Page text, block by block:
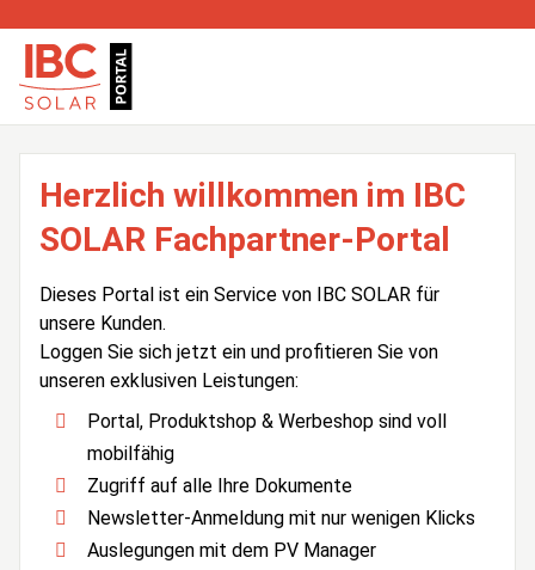
Herzlich willkommen im IBC
SOLAR Fachpartner-Portal
Dieses Portal ist ein Service von IBC SOLAR für
unsere Kunden.
Loggen Sie sich jetzt ein und profitieren Sie von
unseren exklusiven Leistungen:
Portal, Produktshop & Werbeshop sind voll
mobilfähig
Zugriff auf alle Ihre Dokumente
Newsletter-Anmeldung mit nur wenigen Klicks
Auslegungen mit dem PV Manager